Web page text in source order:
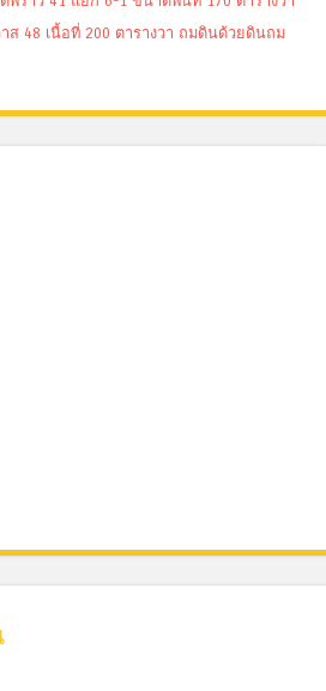
ส 48 เนื้อที่ 200 ตารางวา ถมดินด้วยดินถม